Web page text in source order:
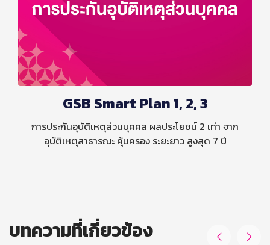
GSB Smart Plan 1, 2, 3
การประกันอุบัติเหตุส่วนบุคคล ผลประโยชน์ 2 เท่า จาก
อุบัติเหตุสาธารณะ คุ้มครอง ระยะยาว สูงสุด 7 ปี
บทความที่เกี่ยวข้อง  